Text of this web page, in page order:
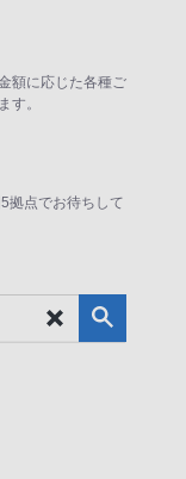
額に応じた各種ご
す。
拠点でお待ちして